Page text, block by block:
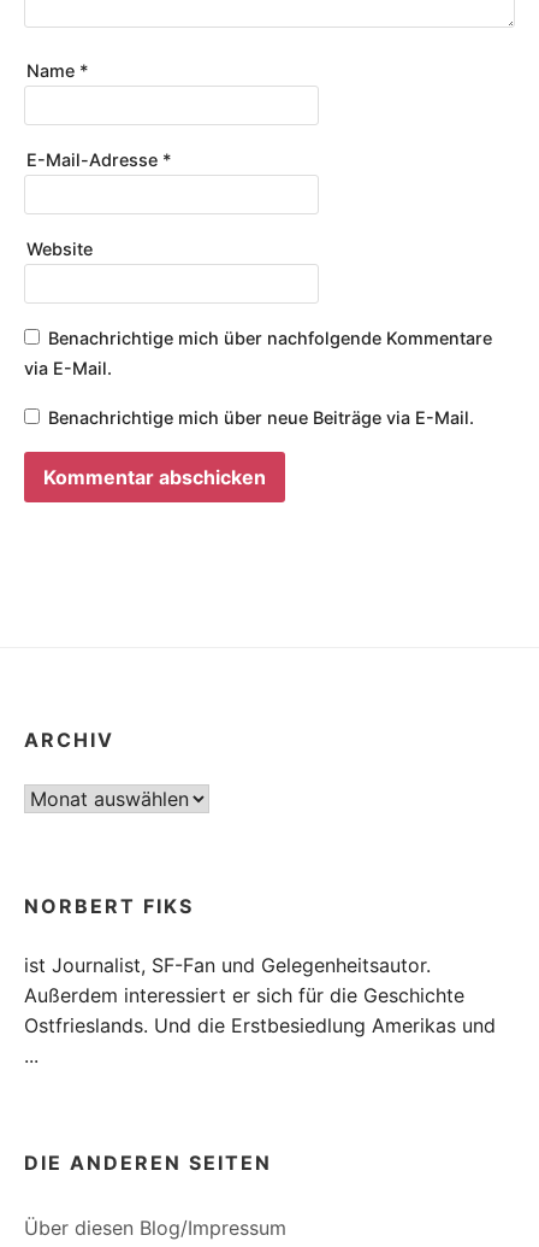
Name *
E-Mail-Adresse *
Website
Benachrichtige mich über nachfolgende Kommentare
via E-Mail.
Benachrichtige mich über neue Beiträge via E-Mail.
ARCHIV
Archiv
NORBERT FIKS
ist Journalist, SF-Fan und Gelegenheitsautor.
Außerdem interessiert er sich für die Geschichte
Ostfrieslands. Und die Erstbesiedlung Amerikas und
...
DIE ANDEREN SEITEN
Über diesen Blog/Impressum